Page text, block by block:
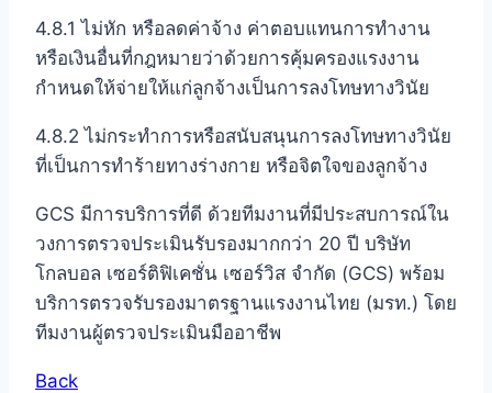
4.8.1 ไม่หัก หรือลดค่าจ้าง ค่าตอบแทนการทำงาน
หรือเงินอื่นที่กฎหมายว่าด้วยการคุ้มครองแรงงาน
กำหนดให้จ่ายให้แก่ลูกจ้างเป็นการลงโทษทางวินัย
4.8.2 ไม่กระทำการหรือสนับสนุนการลงโทษทางวินัย
ที่เป็นการทำร้ายทางร่างกาย หรือจิตใจของลูกจ้าง
GCS มีการบริการที่ดี ด้วยทีมงานที่มีประสบการณ์ใน
วงการตรวจประเมินรับรองมากกว่า 20 ปี บริษัท
โกลบอล เซอร์ติฟิเคชั่น เซอร์วิส จำกัด (GCS) พร้อม
บริการตรวจรับรองมาตรฐานแรงงานไทย (มรท.) โดย
ทีมงานผู้ตรวจประเมินมืออาชีพ
Back